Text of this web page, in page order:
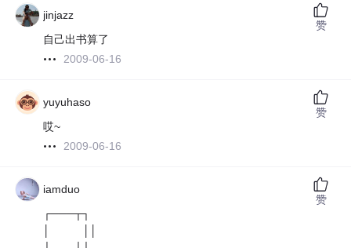
jinjazz
自己出书算了
2009-06-16
赞
yuyuhaso
哎~
2009-06-16
赞
iamduo
┌───┬┐
赞